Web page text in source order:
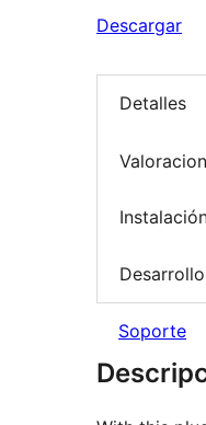
Descargar
Detalles
Desarrollo
Soporte